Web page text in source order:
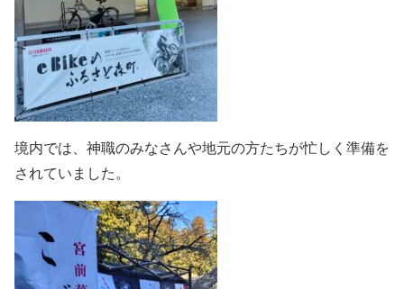
境内では、神職のみなさんや地元の方たちが忙しく準備を
されていました。